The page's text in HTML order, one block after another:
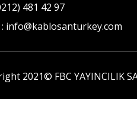
481 42 97
info@kablosanturkey.com
2021© FBC YAYINCILIK